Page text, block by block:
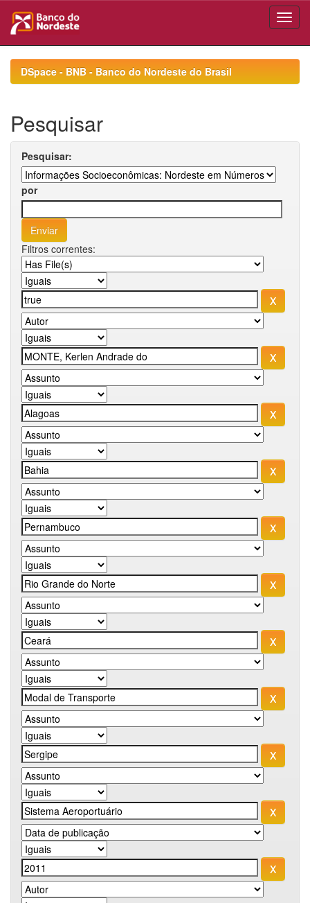
navigationDSpace - BNB - Banco do Nordeste do Brasil
Pesquisar
Pesquisar:
por
Filtros correntes: